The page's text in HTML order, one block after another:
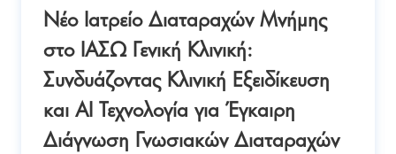
Νέο Ιατρείο Διαταραχών Μνήμης
στο ΙΑΣΩ Γενική Κλινική:
Συνδυάζοντας Κλινική Εξειδίκευση
και AI Τεχνολογία για Έγκαιρη
Διάγνωση Γνωσιακών Διαταραχών